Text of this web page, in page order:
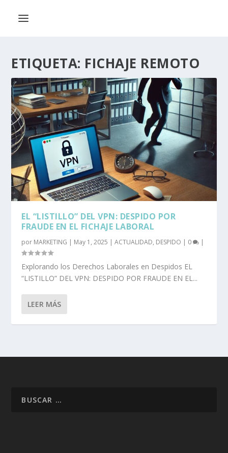
ETIQUETA: FICHAJE REMOTO
EL “LISTILLO” DEL VPN: DESPIDO POR
FRAUDE EN EL FICHAJE LABORAL
por MARKETING | May 1, 2025 |ACTUALIDAD, DESPIDO | 0 |
Explorando los Derechos Laborales en Despidos EL
“LISTILLO” DEL VPN: DESPIDO POR FRAUDE EN EL...
LEER MÁS